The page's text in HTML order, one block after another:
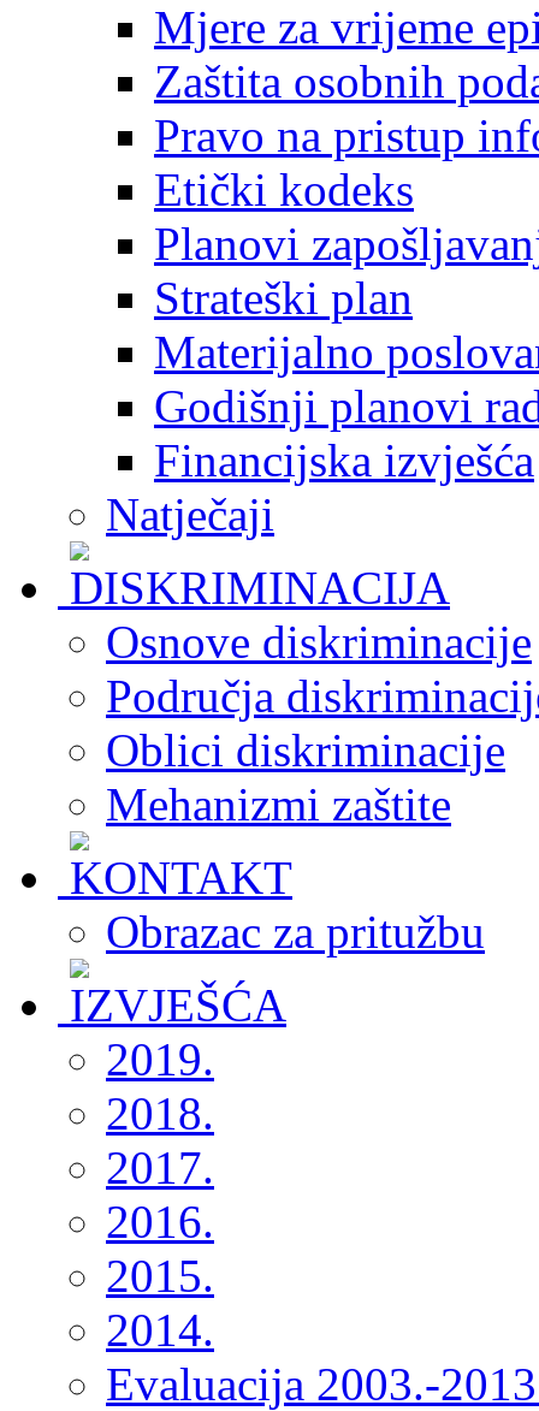
Mjere za vrijeme
Zaštita osobnih
Pravo na pristup
Etički kodeks
Planovi
Strateški plan
Materijalno
Godišnji planovi
Financijska izvješća
Natječaji
Osnove diskriminacije
Područja
Oblici diskriminacije
Mehanizmi zaštite
Obrazac za pritužbu
2019.
2018.
2017.
2016.
2015.
2014.
Evaluacija 2003.-